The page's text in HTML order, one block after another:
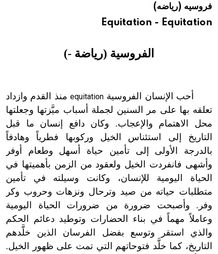
هيئة الموسوعة العربية تطلق موسوعات جديدة في عام 2026فروسيه (رياضه)
Equitation - Equitation
الفروسية (رياضة -)
أحب الإنسان الفروسية equitationمنذ القدم وازداد
تعلقه بها على مر السنين لجملة أسباب ميَّزتها وجعلتها
محل الاهتمام والإعجاب. وكان دافع إنسان ما قبل
التاريخ إلى استئناس الخيل وركوبها فطرياً وهادفاً
بالدرجة الأولى إلى تأمين حياة أسهل وطعام أوفر
وأشهى فانفردت الخيل ولعقود من الزمن بأهميتها في
الحياة اليومية للإنسان، وكانت وسيلته في تأمين
متطلبات حياته من صيد وترحال ونزهات وحروب وكر
وفر. وأصبحت ضرورة من ضرورات الحياة اليومية
وعاملاً مهماً في بناء الحضارات وتوطيد دعائم الحكم
والذي استقر وتوسع بفضل الفرسان الذين خلَّدهم
التاريخ، كما خلَّد فتوحاتهم التي تمت على ظهور الخيل.